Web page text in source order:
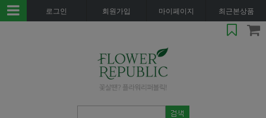
로그인 회원가입 마이페이지 최근본상품